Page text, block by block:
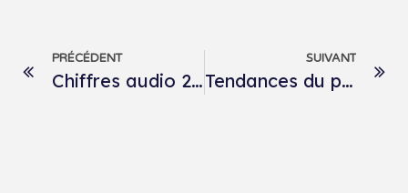
PRÉCÉDENT
Chiffres audio 2026 : le monde et la France en données clés
SUIVANT
Tendances du podcast en 2026 : vidéo, monétisation, communauté